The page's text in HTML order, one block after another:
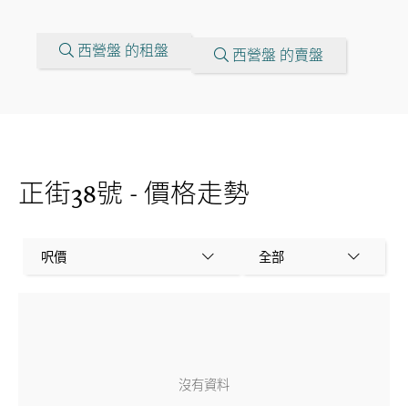
西營盤 的租盤 西營盤 的賣盤
正街38號 - 價格走勢
呎價 全部
沒有資料